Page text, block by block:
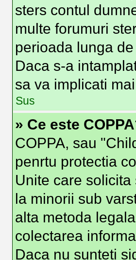
sters contul
multe forumuri
perioada lunga
Daca s-a
sa va implicati
Sus
» Ce este
COPPA, sau
penrtu protectia
Unite care
la minorii sub
alta metoda
colectarea
Daca nu sunteti